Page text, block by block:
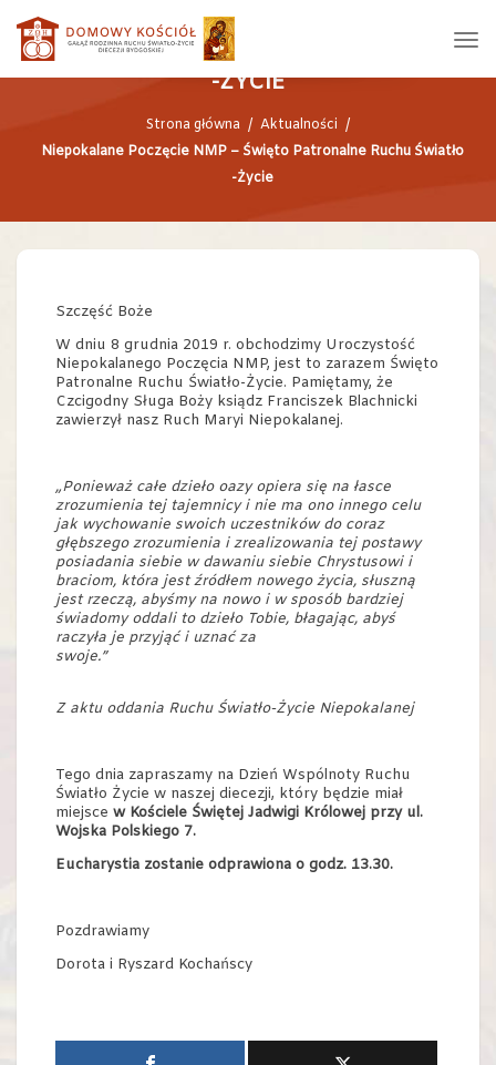
NIEPOKALANE POCZĘCIE NMP –
ŚWIĘTO PATRONALNE RUCHU ŚWIATŁO
-ŻYCIE
Strona główna / Aktualności /
Niepokalane Poczęcie NMP – Święto Patronalne Ruchu Światło
-Życie
Szczęść Boże
W dniu 8 grudnia 2019 r. obchodzimy Uroczystość
Niepokalanego Poczęcia NMP, jest to zarazem Święto
Patronalne Ruchu Światło-Życie. Pamiętamy, że
Czcigodny Sługa Boży ksiądz Franciszek Blachnicki
zawierzył nasz Ruch Maryi Niepokalanej.
„Ponieważ całe dzieło oazy opiera się na łasce
zrozumienia tej tajemnicy i nie ma ono innego celu
jak wychowanie swoich uczestników do coraz
głębszego zrozumienia i zrealizowania tej postawy
posiadania siebie w dawaniu siebie Chrystusowi i
braciom, która jest źródłem nowego życia, słuszną
jest rzeczą, abyśmy na nowo i w sposób bardziej
świadomy oddali to dzieło Tobie, błagając, abyś
raczyła je przyjąć i uznać za
swoje.”
Z aktu oddania Ruchu Światło-Życie Niepokalanej
Tego dnia zapraszamy na Dzień Wspólnoty Ruchu
Światło Życie w naszej diecezji, który będzie miał
miejsce w Kościele Świętej Jadwigi Królowej przy ul.
Wojska Polskiego 7.
Eucharystia zostanie odprawiona o godz. 13.30.
Pozdrawiamy
Dorota i Ryszard Kochańscy